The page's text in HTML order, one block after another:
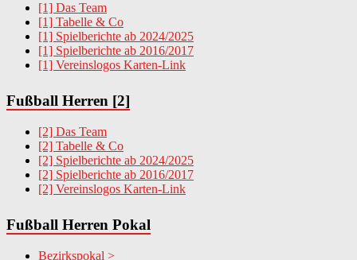
[1] Das Team
[1] Tabelle & Co
[1] Spielberichte ab 2024/2025
[1] Spielberichte ab 2016/2017
[1] Vereinslogos Karten-Link
Fußball Herren [2]
[2] Das Team
[2] Tabelle & Co
[2] Spielberichte ab 2024/2025
[2] Spielberichte ab 2016/2017
[2] Vereinslogos Karten-Link
Fußball Herren Pokal
Bezirkspokal >